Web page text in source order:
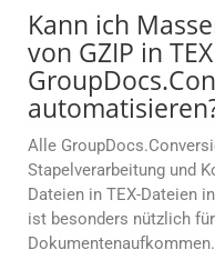
Kann ich
von GZIP in
Alle
Stapelverarbeitung und
Dateien in TEX-Dateien
ist besonders nützlich
Dokumentenaufkommen.